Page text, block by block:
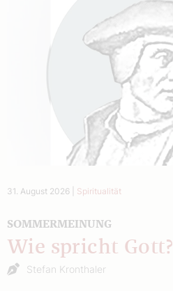
31. August 2026 Spiritualität
SOMMERMEINUNG
Wie spricht Gott?
Stefan Kronthaler